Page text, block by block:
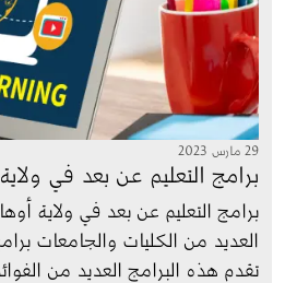
29 مارس 2023
برامج التعليم عن بعد في
برامج التعليم عن بعد في ولاية
العديد من الكليات والجامعات
تقدم هذه البرامج العديد من